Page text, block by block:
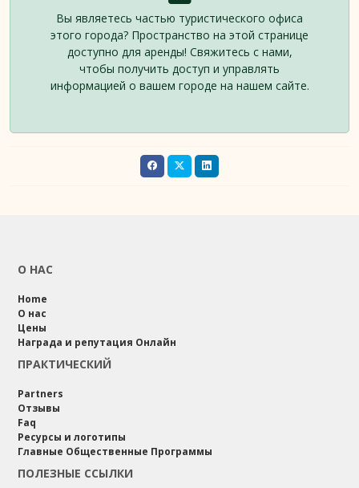
Вы являетесь частью туристического офиса
этого города? Пространство на этой странице
доступно для аренды! Свяжитесь с нами,
чтобы получить доступ и управлять
информацией о вашем городе на нашем сайте.
О НАС
Home
О нас
Цены
Награда и репутация Онлайн
ПРАКТИЧЕСКИЙ
Partners
Отзывы
Faq
Ресурсы и логотипы
Главные Общественные Программы
ПОЛЕЗНЫЕ ССЫЛКИ